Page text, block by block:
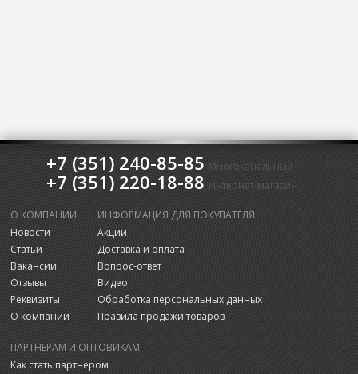
+7 (351) 240-85-85 Многоканальный
+7 (351) 220-18-88 Интернет-магазин
О КОМПАНИИ
Новости
Статьи
Вакансии
Отзывы
Реквизиты
О компании
ИНФОРМАЦИЯ ДЛЯ ПОКУПАТЕЛЯ
Акции
Доставка и оплата
Вопрос-ответ
Видео
Обработка персональных данных
Правила продажи товаров
ПАРТНЕРАМ И ОПТОВИКАМ
Как стать партнером